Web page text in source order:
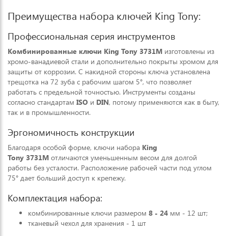
Преимущества набора ключей King Tony:
Профессиональная серия инструментов
Комбинированные ключи King Tony 3731M изготовлены из
хромо-ванадиевой стали и дополнительно покрыты хромом для
защиты от коррозии. С накидной стороны ключа установлена
трещотка на 72 зуба с рабочим шагом 5°, что позволяет
работать с предельной точностью. Инструменты созданы
согласно стандартам ISO и DIN, потому применяются как в быту,
так и в промышленности.
Эргономичность конструкции
Благодаря особой форме, ключи набора King
Tony 3731M отличаются уменьшенным весом для долгой
работы без усталости. Расположение рабочей части под углом
75° дает больший доступ к крепежу.
Комплектация набора:
комбинированные ключи размером 8 - 24 мм - 12 шт;
тканевый чехол для хранения - 1 шт